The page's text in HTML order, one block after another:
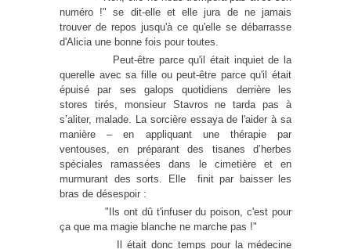
numéro !" se dit-elle et elle jura de ne jamais
trouver de repos jusqu'à ce qu'elle se débarrasse
d'Alicia une bonne fois pour toutes.
Peut-être parce qu'il était inquiet de la
querelle avec sa fille ou peut-être parce qu'il était
épuisé par ses galops quotidiens derrière les
stores tirés, monsieur Stavros ne tarda pas à
s’aliter, malade. La sorcière essaya de l'aider à sa
manière – en appliquant une thérapie par
ventouses, en préparant des tisanes d’herbes
spéciales ramassées dans le cimetière et en
murmurant des sorts. Elle
finit par baisser les
bras de désespoir :
"Ils ont dû t'infuser du poison, c'est pour
ça que ma magie blanche ne marche pas !"
Il était donc temps pour la médecine